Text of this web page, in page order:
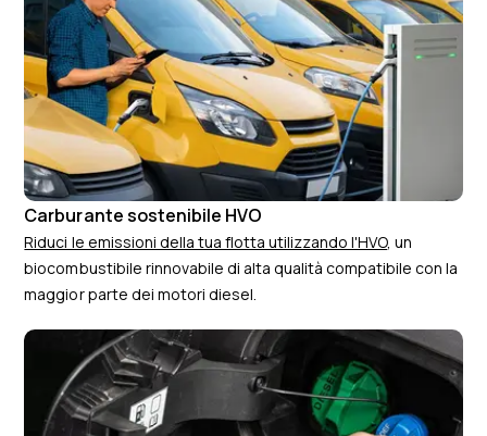
Carburante sostenibile HVO
Riduci le emissioni della tua flotta utilizzando l'HVO, un
biocombustibile rinnovabile di alta qualità compatibile con la
maggior parte dei motori diesel.